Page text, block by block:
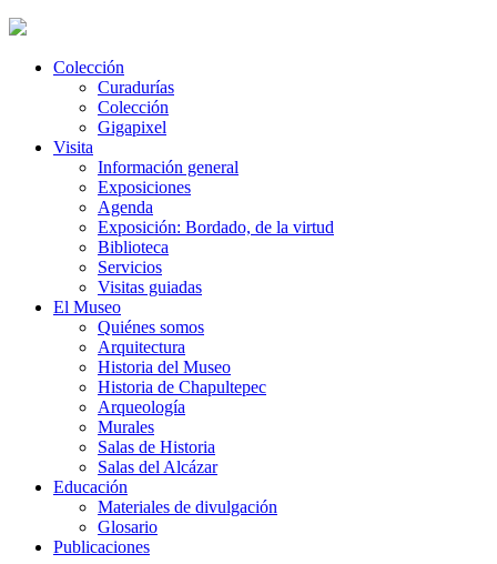
Colección
Curadurías
Colección
Gigapixel
Visita
Información general
Exposiciones
Agenda
Exposición: Bordado, de la virtud
Biblioteca
Servicios
Visitas guiadas
El Museo
Quiénes somos
Arquitectura
Historia del Museo
Historia de Chapultepec
Arqueología
Murales
Salas de Historia
Salas del Alcázar
Educación
Materiales de divulgación
Glosario
Publicaciones